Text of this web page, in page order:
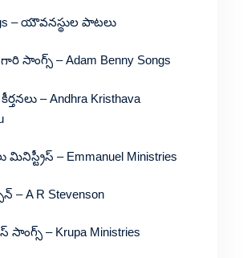
– యౌవనస్థుల పాటలు
సాంగ్స్ – Adam Benny Songs
కీర్తనలు – Andhra Kristhava
– Emmanuel Ministries
– A R Stevenson
సాంగ్స్ – Krupa Ministries